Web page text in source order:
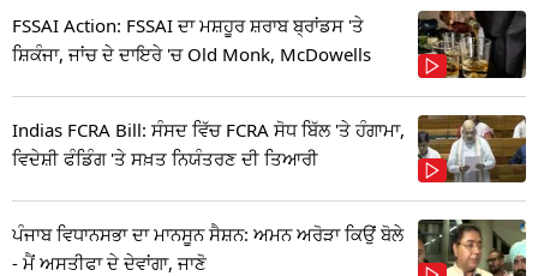
FSSAI Action: FSSAI ਦਾ ਮਸ਼ਹੂਰ ਸ਼ਰਾਬ ਬ੍ਰਾਂਡਸ 'ਤੇ
ਸ਼ਿਕੰਜਾ, ਜਾਂਚ ਦੇ ਦਾਇਰੇ 'ਚ Old Monk, McDowells
Indias FCRA Bill: ਸੰਸਦ ਵਿੱਚ FCRA ਸੋਧ ਬਿੱਲ 'ਤੇ ਹੰਗਾਮਾ,
ਵਿਦੇਸ਼ੀ ਫੰਡਿੰਗ 'ਤੇ ਸਖ਼ਤ ਨਿਯੰਤਰਣ ਦੀ ਤਿਆਰੀ
ਪੰਜਾਬ ਵਿਧਾਨਸਭਾ ਦਾ ਮਾਨਸੂਨ ਸੈਸ਼ਨ: ਅਮਨ ਅਰੋੜਾ ਕਿਉਂ ਬੋਲੇ
- ਮੈਂ ਅਸਤੀਫਾ ਦੇ ਦੇਵਾਂਗਾ, ਜਾਣੋ